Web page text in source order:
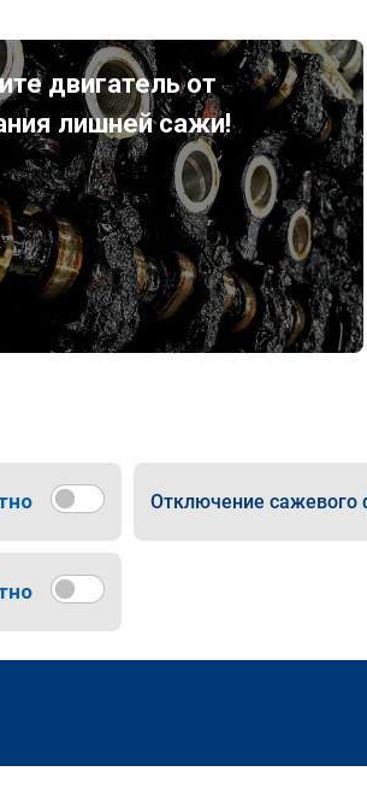
двигатель от
лишней сажи!
Отключение сажевого